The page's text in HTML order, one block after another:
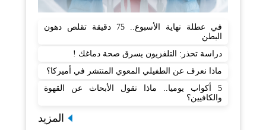
في عطلة نهاية الأسبوع.. 75 دقيقة تقلص دهون
البطن
دراسة تحذر: التلفزيون يسرق صحة دماغك !
ماذا نعرف عن الطفيلي المعوي المنتشر في أميركا؟
5 أكواب يوميا.. ماذا تقول الأبحاث عن القهوة
والكافيين؟
المزيد